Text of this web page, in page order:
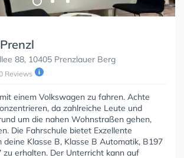
88, 10405 Prenzlauer Berg
Reviews
einem Volkswagen zu fahren. Achte
da zahlreiche Leute und
um die nahen Wohnstraßen gehen,
Die Fahrschule bietet Exzellente
deine Klasse B, Klasse B Automatik, B197
zu erhalten. Der Unterricht kann auf